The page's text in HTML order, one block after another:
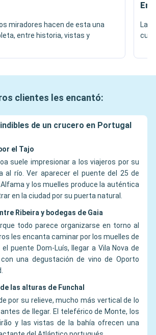
miradores hacen de esta una
entre historia, vistas y
En
La
clientes les encantó:
de un crucero en Portugal
el Tajo
suele impresionar a los viajeros por su
al río. Ver aparecer el puente del 25 de
y los muelles produce la auténtica
en la ciudad por su puerta natural.
Ribeira y bodegas de Gaia
todo parece organizarse en torno al
les encanta caminar por los muelles de
el puente Dom-Luís, llegar a Vila Nova de
una degustación de vino de Oporto
las alturas de Funchal
por su relieve, mucho más vertical de lo
de llegar. El teleférico de Monte, los
y las vistas de la bahía ofrecen una